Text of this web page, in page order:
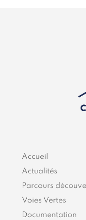
Accueil
Actualités
Parcours
Voies Vertes
Documentation